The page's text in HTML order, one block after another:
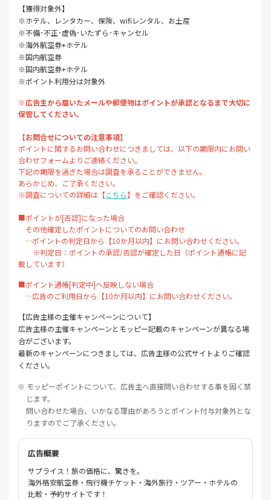
【獲得対象外】
※ホテル、レンタカー、保険、wifiレンタル、お土産
※不備･不正･虚偽･いたずら･キャンセル
※海外航空券+ホテル
※国内航空券
※国内航空券+ホテル
※ポイント利用分は対象外
※広告主から届いたメールや郵便物はポイントが承認となるまで大切に
保管してください。
【お問合せについての注意事項】
ポイントに関するお問い合わせにつきましては、以下の期限内にお問い
合わせフォームよりご連絡ください。
下記の期限を過ぎた場合は調査を承ることができません。
あらかじめ、ご了承ください。
※調査についての詳細は【こちら】をご確認ください。
■ポイントが[否認]になった場合
その他確定したポイントについてのお問い合わせ
…ポイントの判定日から【10か月以内】にお問い合わせください。
※判定日：ポイントの承認/否認が確定した日（ポイント通帳に記
載しています）
■ポイント通帳[判定中]へ反映しない場合
…広告のご利用日から【10か月以内】にお問い合わせください。
【広告主様の主催キャンペーンについて】
広告主様の主催キャンペーンとモッピー記載のキャンペーンが異なる場
合がございます。
最新のキャンペーンにつきましては、広告主様の公式サイトよりご確認
ください。
※ モッピーポイントについて、広告主へ直接問い合わせする事を固く禁
じます。
問い合わせた場合、いかなる理由があろうとポイント付与対象外とな
りますのでご了承ください。
広告概要
サプライス！旅の価格に、驚きを。
海外格安航空券・飛行機チケット・海外旅行・ツアー・ホテルの
比較・予約サイトです！